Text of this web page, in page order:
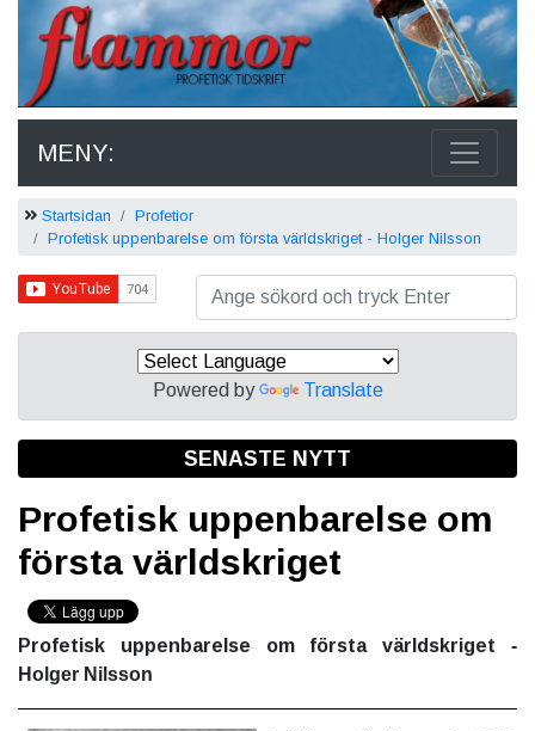
MENY:
Startsidan
Profetior
Profetisk uppenbarelse om första världskriget - Holger Nilsson
Powered by Translate
SENASTE NYTT
Profetisk uppenbarelse om
första världskriget
Profetisk uppenbarelse om första världskriget -
Holger Nilsson